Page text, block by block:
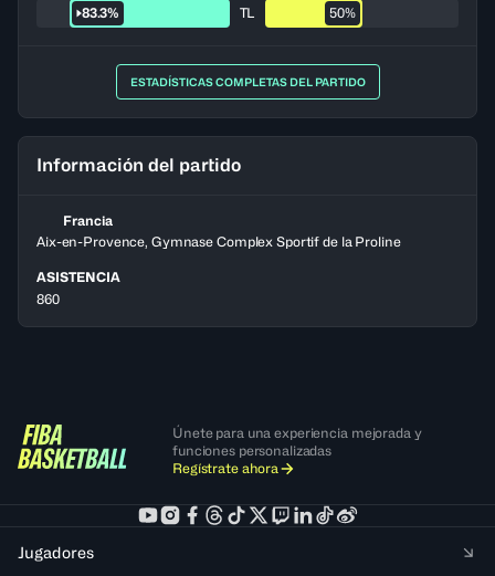
83.3%
TL 50%
ESTADÍSTICAS COMPLETAS DEL PARTIDO
Información del partido
Francia
Aix-en-Provence, Gymnase Complex Sportif de la Proline
ASISTENCIA
860
Únete para una experiencia mejorada y
funciones personalizadas
Regístrate ahora
Jugadores